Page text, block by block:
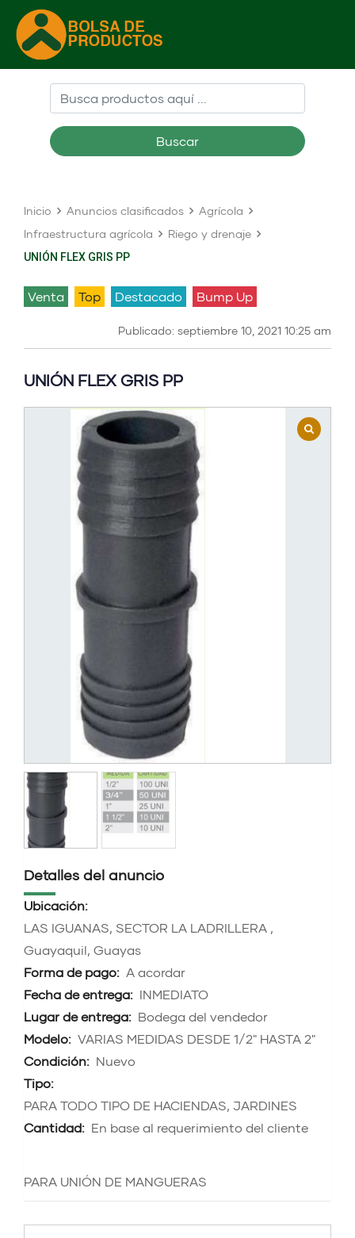
Buscar
Inicio Anuncios clasificados
Agrícola
Infraestructura agrícola
Riego y drenaje
UNIÓN FLEX GRIS PP
venta Top Destacado Bump Up
Publicado: septiembre 10, 2021 10:25 am
UNIÓN FLEX GRIS PP
Detalles del anuncio
Ubicación:
LAS IGUANAS, SECTOR LA LADRILLERA ,
Guayaquil, Guayas
Forma de pago: A acordar
Fecha de entrega: INMEDIATO
Lugar de entrega: Bodega del vendedor
Modelo: VARIAS MEDIDAS DESDE 1/2" HASTA 2"
Condición: Nuevo
Tipo:
PARA TODO TIPO DE HACIENDAS, JARDINES
Cantidad: En base al requerimiento del cliente
PARA UNIÓN DE MANGUERAS